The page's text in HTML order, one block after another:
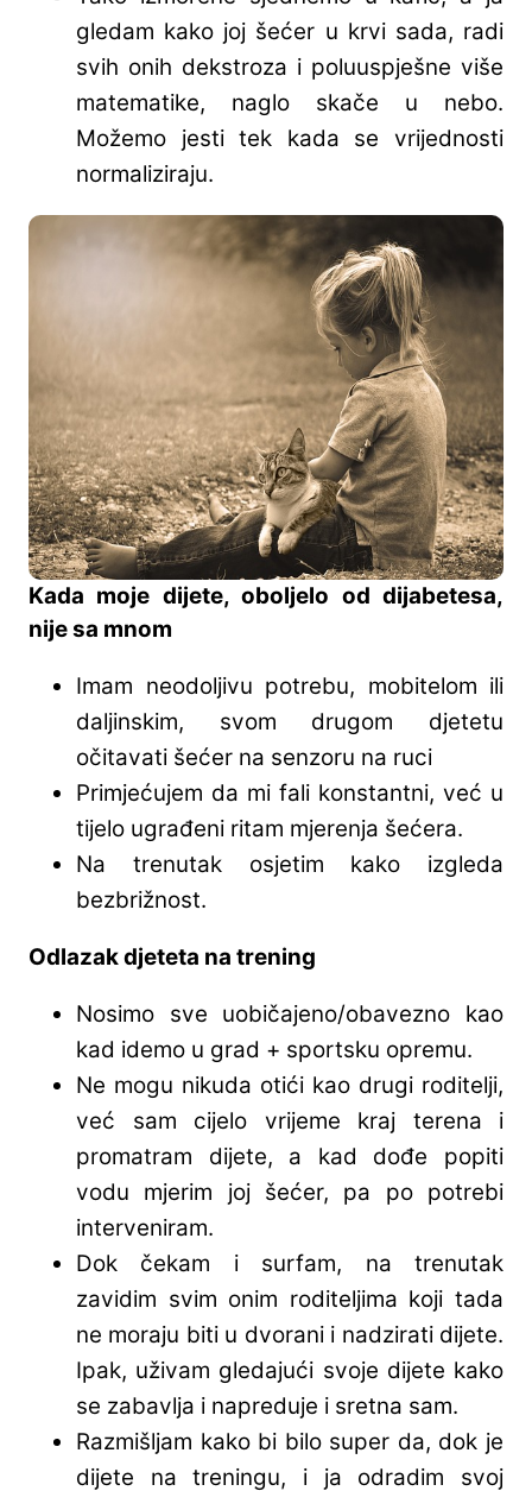
gledam kako joj šećer u krvi sada, radi
svih onih dekstroza i poluuspješne više
matematike, naglo skače u nebo.
Možemo jesti tek kada se vrijednosti
normaliziraju.
Kada moje dijete, oboljelo od dijabetesa,
nije sa mnom
Imam neodoljivu potrebu, mobitelom ili
daljinskim, svom drugom djetetu
očitavati šećer na senzoru na ruci
Primjećujem da mi fali konstantni, već u
tijelo ugrađeni ritam mjerenja šećera.
Na trenutak osjetim kako izgleda
bezbrižnost.
Odlazak djeteta na trening
Nosimo sve uobičajeno/obavezno kao
kad idemo u grad + sportsku opremu.
Ne mogu nikuda otići kao drugi roditelji,
već sam cijelo vrijeme kraj terena i
promatram dijete, a kad dođe popiti
vodu mjerim joj šećer, pa po potrebi
interveniram.
Dok čekam i surfam, na trenutak
zavidim svim onim roditeljima koji tada
ne moraju biti u dvorani i nadzirati dijete.
Ipak, uživam gledajući svoje dijete kako
se zabavlja i napreduje i sretna sam.
Razmišljam kako bi bilo super da, dok je
dijete na treningu, i ja odradim svoj